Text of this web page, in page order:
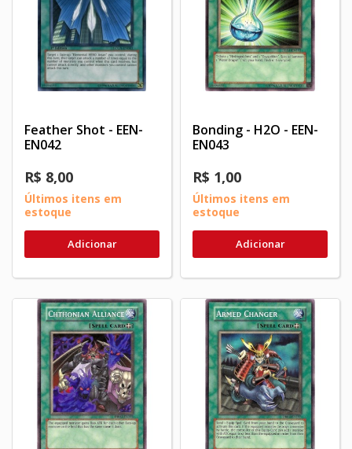
Feather Shot - EEN-
EN042
R$ 8,00
Últimos itens em
estoque
Adicionar
Bonding - H2O - EEN-
EN043
R$ 1,00
Últimos itens em
estoque
Adicionar